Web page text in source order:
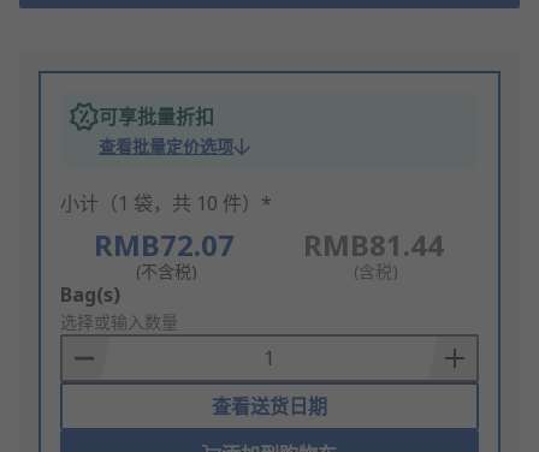
可享批量折扣
查看批量定价选项
小计（1 袋，共 10 件）*
RMB72.07
(不含税)
RMB81.44
(含税)
Add
to
Basket
Bag(s)
选择或输入数量
查看送货日期